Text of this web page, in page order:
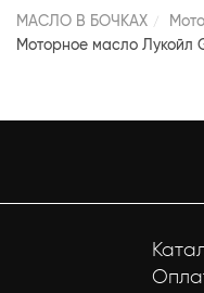
МАСЛО В БОЧКАХ
Моторное масло Лукойл